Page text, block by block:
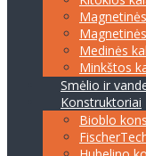
Medinės
Minkštos
Smėlio ir
Konstruktoriai
Bioblo